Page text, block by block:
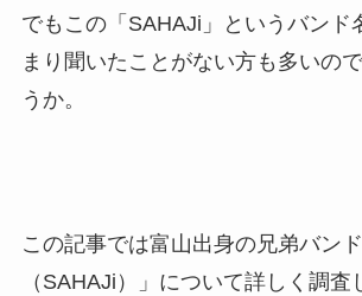
でもこの「SAHAJi」というバンド
まり聞いたことがない方も多いの
うか。
この記事では富山出身の兄弟バン
（SAHAJi）」について詳しく調査